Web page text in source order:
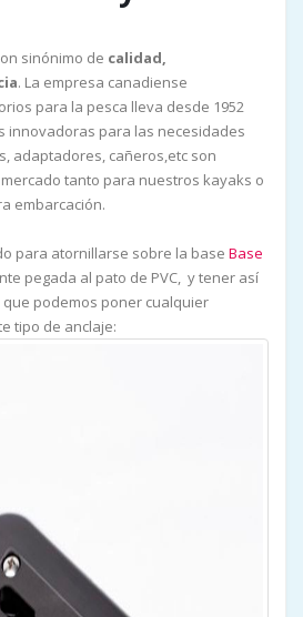
sinónimo de calidad,
. La empresa canadiense
para la pesca lleva desde 1952
innovadoras para las necesidades
adaptadores, cañeros,etc son
tanto para nuestros kayaks o
embarcación.
para atornillarse sobre la base Base
pegada al pato de PVC, y tener así
podemos poner cualquier
tipo de anclaje: